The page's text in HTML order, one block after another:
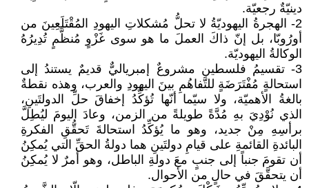
دينيّةٌ رجعيّة.
2- الهجرةُ اليهوديّةُ لا تحلُّ مُشكلاتِ اليهودِ المُقْتَلَعِينَ من
أورُوبّا، بل إنّ ذاكَ العملَ ما هو سوى غَزْوٍ مُنظَّمٍ تُدِيرُهُ
الوكالةُ اليهوديّة.
3- تقسيمُ فلسطين مشروعٌ إمبرياليٌّ قديمٌ يستندُ إلى
استحالةٍ مُفْتَرَضَةٍ للتَّفاهُمِ بينَ اليهودِ والعرب، وهذه نقطةٌ
بالغةُ الأهميّة، ولا سيّما أنّها تُؤكِّدُ إخفاقَ حلِّ الدولتَينِ،
الذي نُوْدِيَ بهِ مُدَّةً طويلةً من الزمن، وعادَ اليومَ ليُطِلَّ
برأسِهِ مِنْ جديد، وهو ما يُؤكِّدُ استحالةَ تَحقُّقِ الفكرةِ
البائدةِ القائمةِ على قيامِ دولتَينِ هما دولةُ الحقِّ التي يُمكِنُ
أن تقومَ جنباً إلى جنبٍ معَ دولةِ الباطل، وهو أمرٌ لا يُمكِنُ
أن يتحقَّقَ في حالٍ من الأحوال.